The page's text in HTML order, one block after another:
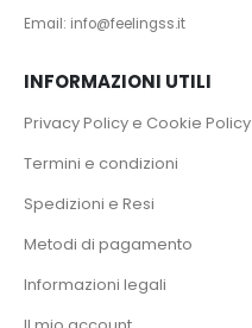
Email: info@feelingss.it
INFORMAZIONI UTILI
Privacy Policy e Cookie Policy
Termini e condizioni
Spedizioni e Resi
Metodi di pagamento
Informazioni legali